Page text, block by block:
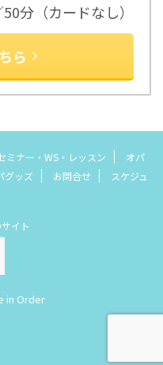
分（カードなし）
ら
ミナー・WS・レッスン
オパ
グッズ お問合せ
スケジュ
イト
in Order